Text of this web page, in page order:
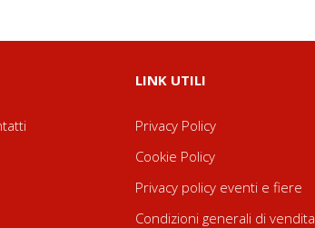
LINK UTILI
Privacy Policy
Cookie Policy
Privacy policy eventi e fiere
Condizioni generali di vendita